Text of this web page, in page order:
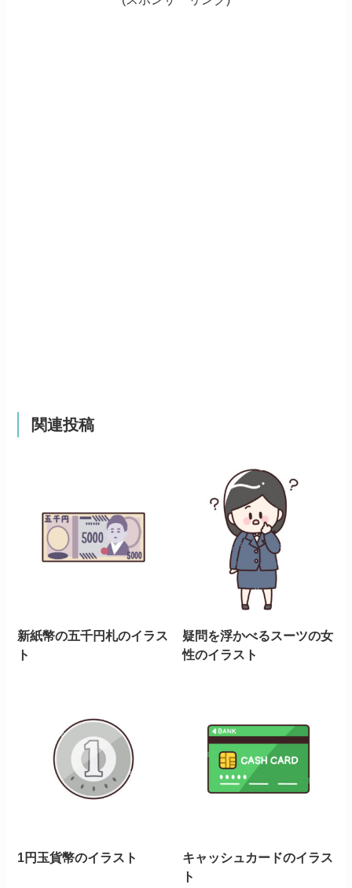
関連投稿
新紙幣の五千円札のイラス
ト
疑問を浮かべるスーツの女
性のイラスト
1円玉貨幣のイラスト
キャッシュカードのイラス
ト